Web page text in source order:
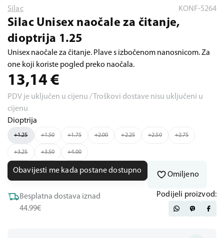
Silac KONF-5264
Silac Unisex naočale za čitanje,
dioptrija 1.25
Unisex naočale za čitanje. Plave s izbočenom nanosnicom. Za
one koji koriste pogled preko naočala.
13,14 €
PDV je uključen u cijenu / Troškovi dostave nisu uključeni u
cijenu
Dioptrija
+1.25 +1.50 +1.75 +2.00 +2.25 +2.50 +2.75
+3.25 +3.50 +4.00
Obavijesti me kada postane dostupno
Omiljeno
Besplatna dostava iznad
44.99€
Podijeli proizvod: